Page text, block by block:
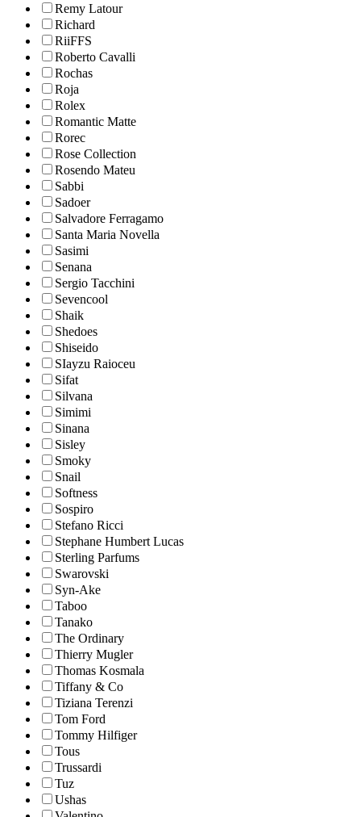
Remy Latour
Richard
RiiFFS
Roberto Cavalli
Rochas
Roja
Rolex
Romantic Matte
Rorec
Rose Collection
Rosendo Mateu
Sabbi
Sadoer
Salvadore Ferragamo
Santa Maria Novella
Sasimi
Senana
Sergio Tacchini
Sevencool
Shaik
Shedoes
Shiseido
SIayzu Raioceu
Sifat
Silvana
Simimi
Sinana
Sisley
Smoky
Snail
Softness
Sospiro
Stefano Ricci
Stephane Humbert Lucas
Sterling Parfums
Swarovski
Syn-Ake
Taboo
Tanako
The Ordinary
Thierry Mugler
Thomas Kosmala
Tiffany & Co
Tiziana Terenzi
Tom Ford
Tommy Hilfiger
Tous
Trussardi
Tuz
Ushas